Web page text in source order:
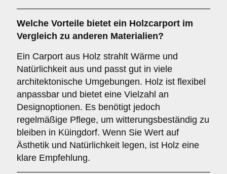
Welche Vorteile bietet ein Holzcarport im
Vergleich zu anderen Materialien?
Ein Carport aus Holz strahlt Wärme und
Natürlichkeit aus und passt gut in viele
architektonische Umgebungen. Holz ist flexibel
anpassbar und bietet eine Vielzahl an
Designoptionen. Es benötigt jedoch
regelmäßige Pflege, um witterungsbeständig zu
bleiben in Küingdorf. Wenn Sie Wert auf
Ästhetik und Natürlichkeit legen, ist Holz eine
klare Empfehlung.